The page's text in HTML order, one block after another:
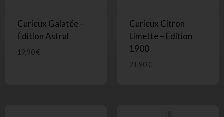
Curieux Galatée –
Édition Astral
19,90€
Curieux Citron
Limette – Édition
1900
21,90€